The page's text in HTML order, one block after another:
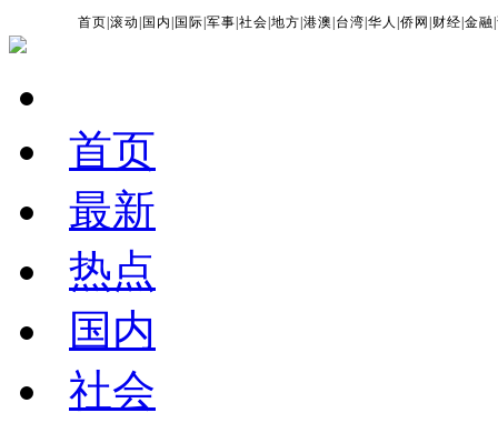
首页 |滚动 国内 国际 |军事 |社会 |地方 |港澳 台湾 |华人 |侨网 财经 |金融 |
首页
最新
热点
国内
社会